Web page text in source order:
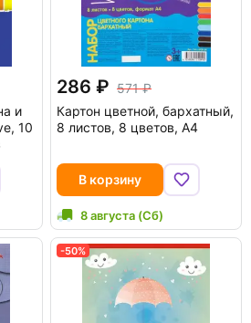
и
10
286
571
Картон цветной, бархатный,
8 листов, 8 цветов, А4
В корзину
8 августа (Сб)
-50%